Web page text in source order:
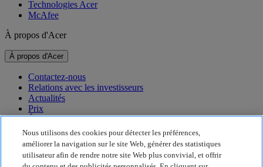
Technologies Acer
McAfee
À propos d'Acer
À propos d'Acer
Contactez-nous
Relations avec les investisseurs
Actualités
Prix
Événements
Développement durable
Développement durable
Nous utilisons des cookies pour détecter les préférences,
améliorer la navigation sur le site Web, générer des statistiques
utilisateur afin de rendre notre site Web plus convivial, et offrir